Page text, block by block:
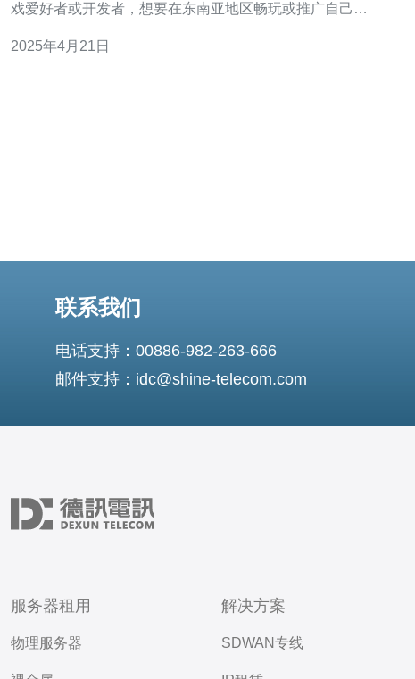
戏爱好者或开发者，想要在东南亚地区畅玩或推广自己的
帮助您选择合适的服务器。 新加坡是东南亚地区最知名的
2025年4月21日
联系我们
电话支持：00886-982-263-666
邮件支持：idc@shine-telecom.com
服务器租用
物理服务器
解决方案
SDWAN专线